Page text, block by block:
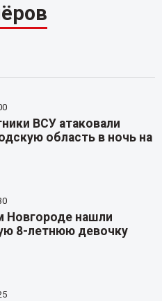
ВСУ атаковали
область в ночь на
Новгороде нашли
8-летнюю девочку